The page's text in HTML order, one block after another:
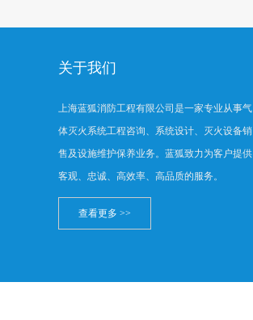
关于我们
上海蓝狐消防工程有限公司是一家专业从事气
体灭火系统工程咨询、系统设计、灭火设备销
售及设施维护保养业务。蓝狐致力为客户提供
客观、忠诚、高效率、高品质的服务。
查看更多 >>